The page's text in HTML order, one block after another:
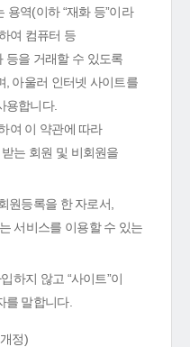
역(이하 “재화 등”이라
여 컴퓨터 등
등을 거래할 수 있도록
, 아울러 인터넷 사이트를
용합니다.
여 이 약관에 따라
는 회원 및 비회원을
원등록을 한 자로서,
서비스를 이용할 수 있는
하지 않고 “사이트”이
를 말합니다.
정)